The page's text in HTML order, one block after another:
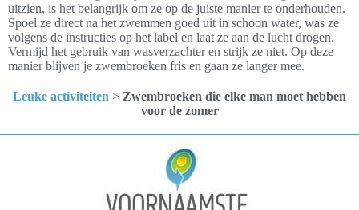
uitzien, is het belangrijk om ze op de juiste manier te onderhouden.
Spoel ze direct na het zwemmen goed uit in schoon water, was ze
volgens de instructies op het label en laat ze aan de lucht drogen.
Vermijd het gebruik van wasverzachter en strijk ze niet. Op deze
manier blijven je zwembroeken fris en gaan ze langer mee.
Leuke activiteiten > Zwembroeken die elke man moet hebben
voor de zomer